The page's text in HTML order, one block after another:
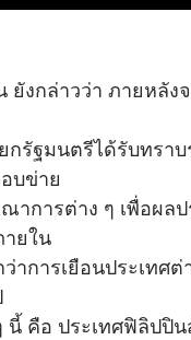
ยังกล่าวว่า ภายหลัง
กรัฐมนตรีได้รับทรา
บข่าย
าการต่าง ๆ เพื่อผล
ยใน
ว่าการเยือนประเท
นี้ คือ ประเทศฟิลิปปิ